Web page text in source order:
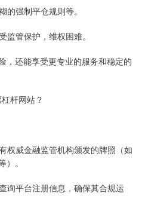
的强制平仓规则等。
监管保护，维权困难。
，还能享受更专业的服务和稳定的
杆网站？
权威金融监管机构颁发的牌照（如
。
询平台注册信息，确保其合规运